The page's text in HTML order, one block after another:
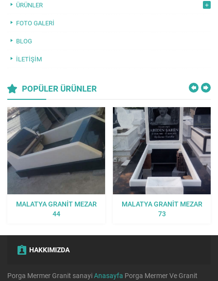
ÜRÜNLER
FOTO GALERI
BLOG
İLETIŞIM
POPÜLER ÜRÜNLER
MALATYA GRANIT MEZAR
44
MALATYA GRANIT MEZAR
73
HAKKIMIZDA
Porga Mermer Granit sanayiAnasayfa Porga Mermer Ve Granit